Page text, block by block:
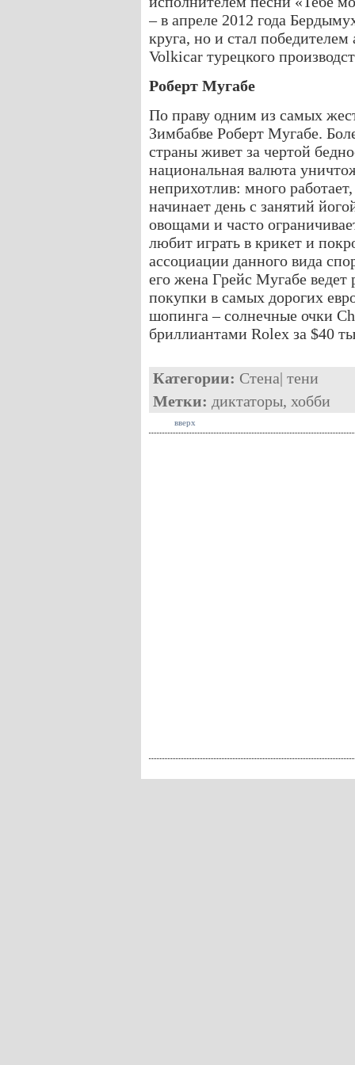
– в апреле 2012 года
круга, но и стал
Volkicar турецкого
Роберт Мугабе
По праву одним из самых
Зимбабве Роберт Мугабе.
страны живет за чертой
национальная валюта
неприхотлив: много
начинает день с занятий
овощами и часто
любит играть в крикет и
ассоциации данного вида
его жена Грейс Мугабе ведет
покупки в самых дорогих
шопинга – солнечные очки
бриллиантами Rolex за $40
Категории: Стена| тени
Метки: диктаторы, хобби
вверх